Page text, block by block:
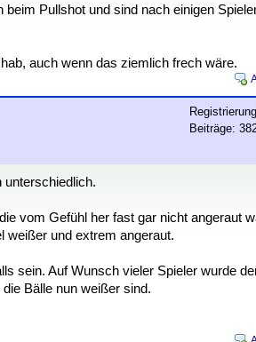
Pullshot und sind nach einigen
auch wenn das ziemlich frech wäre.
Beiträge:
unterschiedlich.
vom Gefühl her fast gar nicht angeraut
weißer und extrem angeraut.
sein. Auf Wunsch vieler Spieler wurde
Bälle nun weißer sind.